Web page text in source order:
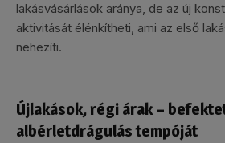
lakásvásárlások aránya, de az új
aktivitását élénkítheti, ami az első
nehezíti.
Újlakások, régi árak –
albérletdrágulás tempóját